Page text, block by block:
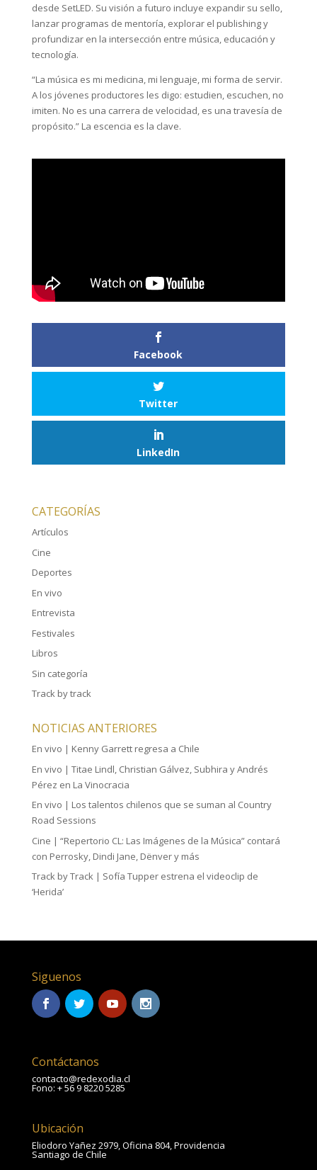
desde SetLED. Su visión a futuro incluye expandir su sello,
lanzar programas de mentoría, explorar el publishing y
profundizar en la intersección entre música, educación y
tecnología.
“La música es mi medicina, mi lenguaje, mi forma de servir.
A los jóvenes productores les digo: estudien, escuchen, no
imiten. No es una carrera de velocidad, es una travesía de
propósito.” La escencia es la clave.
Facebook
Twitter
LinkedIn
CATEGORÍAS
Artículos
Cine
Deportes
En vivo
Entrevista
Festivales
Libros
Sin categoría
Track by track
NOTICIAS ANTERIORES
En vivo | Kenny Garrett regresa a Chile
En vivo | Titae Lindl, Christian Gálvez, Subhira y Andrés
Pérez en La Vinocracia
En vivo | Los talentos chilenos que se suman al Country
Road Sessions
Cine | “Repertorio CL: Las Imágenes de la Música” contará
con Perrosky, Dindi Jane, Dënver y más
Track by Track | Sofía Tupper estrena el videoclip de
‘Herida’
Siguenos
Contáctanos
contacto@redexodia.cl
Fono: + 56 9 8220 5285
Ubicación
Eliodoro Yañez 2979, Oficina 804, Providencia
Santiago de Chile